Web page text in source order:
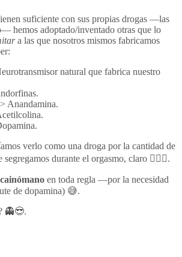
suficiente con sus propias drogas —las
hemos adoptado/inventado otras que lo
a las que nosotros mismos fabricamos
natural que fabrica nuestro
Anandamina.
verlo como una droga por la cantidad de
segregamos durante el orgasmo, claro ❤️‍🔥🙈.
en toda regla —por la necesidad
de dopamina) 😅.
👻😎.